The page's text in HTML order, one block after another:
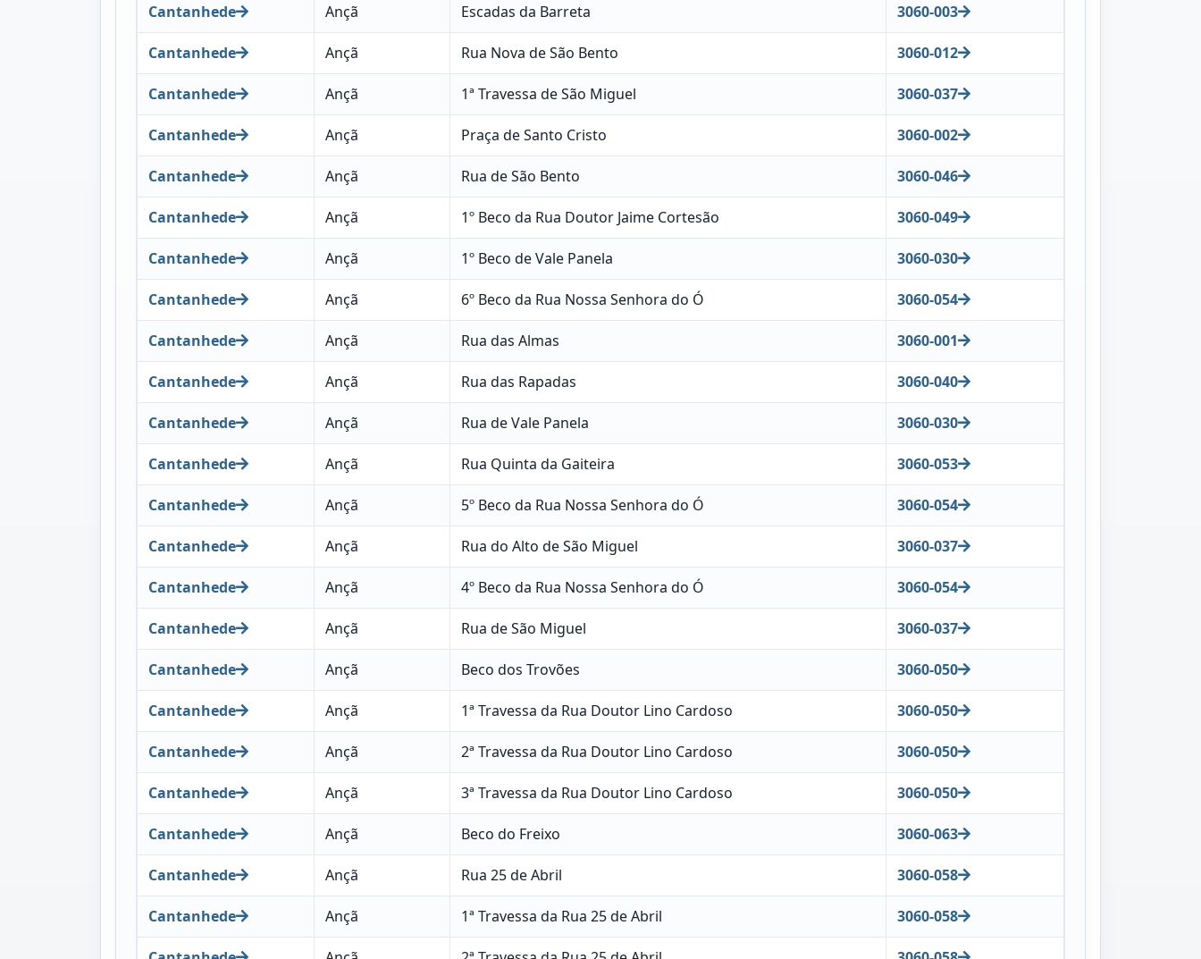
Cantanhede Ançã Escadas da Barreta 3060-003
Cantanhede Ançã Rua Nova de São Bento 3060-012
Cantanhede Ançã 1ª Travessa de São Miguel 3060-037
Cantanhede Ançã Praça de Santo Cristo 3060-002
Cantanhede Ançã Rua de São Bento 3060-046
Cantanhede Ançã 1º Beco da Rua Doutor Jaime Cortesão 3060-049
Cantanhede Ançã 1º Beco de Vale Panela 3060-030
Cantanhede Ançã 6º Beco da Rua Nossa Senhora do Ó 3060-054
Cantanhede Ançã Rua das Almas 3060-001
Cantanhede Ançã Rua das Rapadas 3060-040
Cantanhede Ançã Rua de Vale Panela 3060-030
Cantanhede Ançã Rua Quinta da Gaiteira 3060-053
Cantanhede Ançã 5º Beco da Rua Nossa Senhora do Ó 3060-054
Cantanhede Ançã Rua do Alto de São Miguel 3060-037
Cantanhede Ançã 4º Beco da Rua Nossa Senhora do Ó 3060-054
Cantanhede Ançã Rua de São Miguel 3060-037
Cantanhede Ançã Beco dos Trovões 3060-050
Cantanhede Ançã 1ª Travessa da Rua Doutor Lino Cardoso 3060-050
Cantanhede Ançã 2ª Travessa da Rua Doutor Lino Cardoso 3060-050
Cantanhede Ançã 3ª Travessa da Rua Doutor Lino Cardoso 3060-050
Cantanhede Ançã Beco do Freixo 3060-063
Cantanhede Ançã Rua 25 de Abril 3060-058
Cantanhede Ançã 1ª Travessa da Rua 25 de Abril 3060-058